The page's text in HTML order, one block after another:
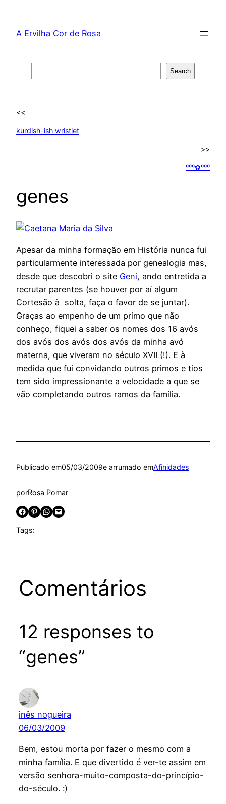
content
A Ervilha Cor de Rosa
Search
<<
kurdish-ish wristlet
>>
ººº✿ººº
genes
Apesar da minha formação em História nunca fui
particularmente interessada por genealogia mas,
desde que descobri o site Geni, ando entretida a
recrutar parentes (se houver por aí algum
Cortesão à solta, faça o favor de se juntar).
Graças ao empenho de um primo que não
conheço, fiquei a saber os nomes dos 16 avós
dos avós dos avós dos avós da minha avó
materna, que viveram no século XVII (!). E à
medida que fui convidando outros primos e tios
tem sido impressionante a velocidade a que se
vão completando outros ramos da família.
Publicado em05/03/2009e arrumado emAfinidades
porRosa Pomar
Share on Facebook Share on Pinterest Share on WhatsApp Email this Page
Tags:
Comentários
12 responses to
“genes”
inês nogueira
06/03/2009
Bem, estou morta por fazer o mesmo com a
minha família. E que divertido é ver-te assim em
versão senhora-muito-composta-do-princípio-
do-século. :)